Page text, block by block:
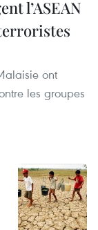
l’ASEAN
ont
les groupes